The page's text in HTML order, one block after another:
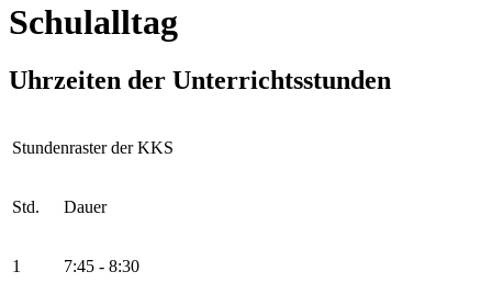
Schulalltag
Uhrzeiten der Unterrichtsstunden
Stundenraster der KKS
Std. Dauer
1 7:45 - 8:30